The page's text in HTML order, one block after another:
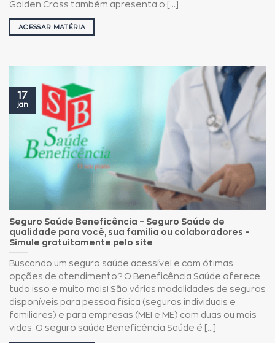
Golden Cross também apresenta o [...]
ACESSAR MATÉRIA
Seguro Saúde Beneficência – Seguro Saúde de
qualidade para você, sua familia ou colaboradores –
Simule gratuitamente pelo site
Buscando um seguro saúde acessível e com ótimas
opções de atendimento? O Beneficência Saúde oferece
tudo isso e muito mais! São várias modalidades de seguros
disponíveis para pessoa física (seguros individuais e
familiares) e para empresas (MEI e ME) com duas ou mais
vidas. O seguro saúde Beneficência Saúde é [...]
17
jan